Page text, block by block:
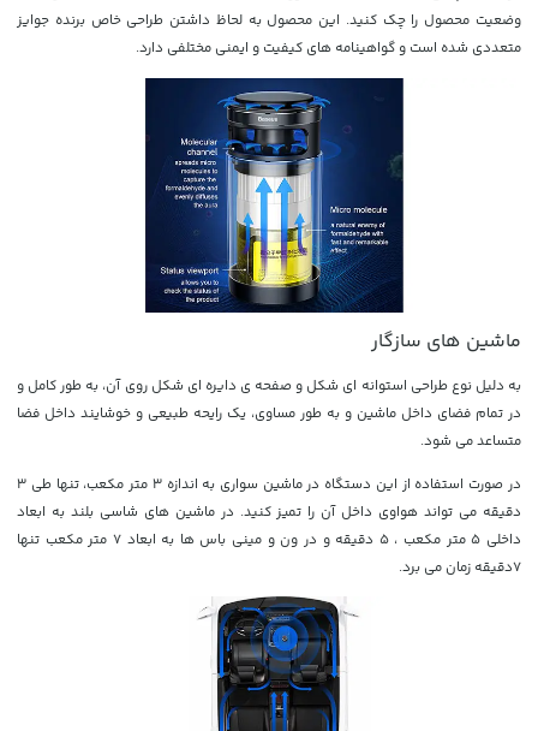
وضعیت محصول را چک کنید. این محصول به لحاظ داشتن طراحی خاص برنده جوایز
متعددی شده است و گواهینامه های کیفیت و ایمنی مختلفی دارد.
ماشین های سازگار
به دلیل نوع طراحی استوانه ای شکل و صفحه ی دایره ای شکل روی آن، به طور کامل و
در تمام فضای داخل ماشین و به طور مساوی، یک رایحه طبیعی و خوشایند داخل فضا
متساعد می شود.
در صورت استفاده از این دستگاه در ماشین سواری به اندازه 3 متر مکعب، تنها طی 3
دقیقه می تواند هواوی داخل آن را تمیز کنید. در ماشین های شاسی بلند به ابعاد
داخلی 5 متر مکعب ، 5 دقیقه و در ون و مینی باس ها به ابعاد 7 متر مکعب تنها
7دقیقه زمان می برد.